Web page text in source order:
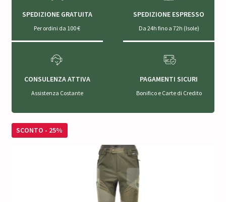
SPEDIZIONE GRATUITA
Per ordini da 100 €
SPEDIZIONE ESPRESSO
Da 24h fino a 72h (Isole)
CONSULENZA ATTIVA
Assistenza Costante
PAGAMENTI SICURI
Bonifico e Carte di Credito
SCONTO - 25%